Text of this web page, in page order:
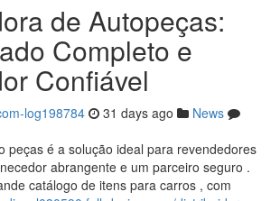
de Autopeças:
Completo e
Confiável
log198784 31 days ago
News
peças é a solução ideal para revendedores
abrangente e um parceiro seguro .
catálogo de itens para carros , com